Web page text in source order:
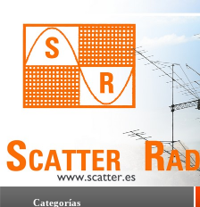
Categorías